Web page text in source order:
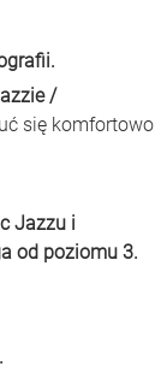
/
się komfortowo
Jazzu i
od poziomu 3.